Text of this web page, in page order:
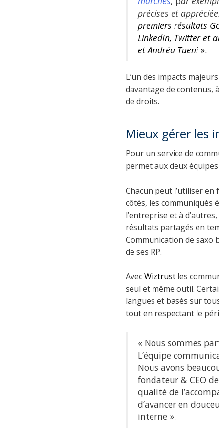
précises et
premiers résultats
LinkedIn, Twitter et
et Andréa Tueni ».
L’un des impacts
davantage de contenus,
de droits.
Mieux gérer les
Pour un service de
permet aux deux
Chacun peut l’utiliser
côtés, les communiqués
l’entreprise et à
résultats partagés en
Communication de saxo
de ses RP.
AvecWiztrust les
seul et même outil.
langues et basés sur
tout en respectant le
« Nous sommes
L’équipe
Nous avons
fondateur & CEO
qualité de
d’avancer en
interne ».